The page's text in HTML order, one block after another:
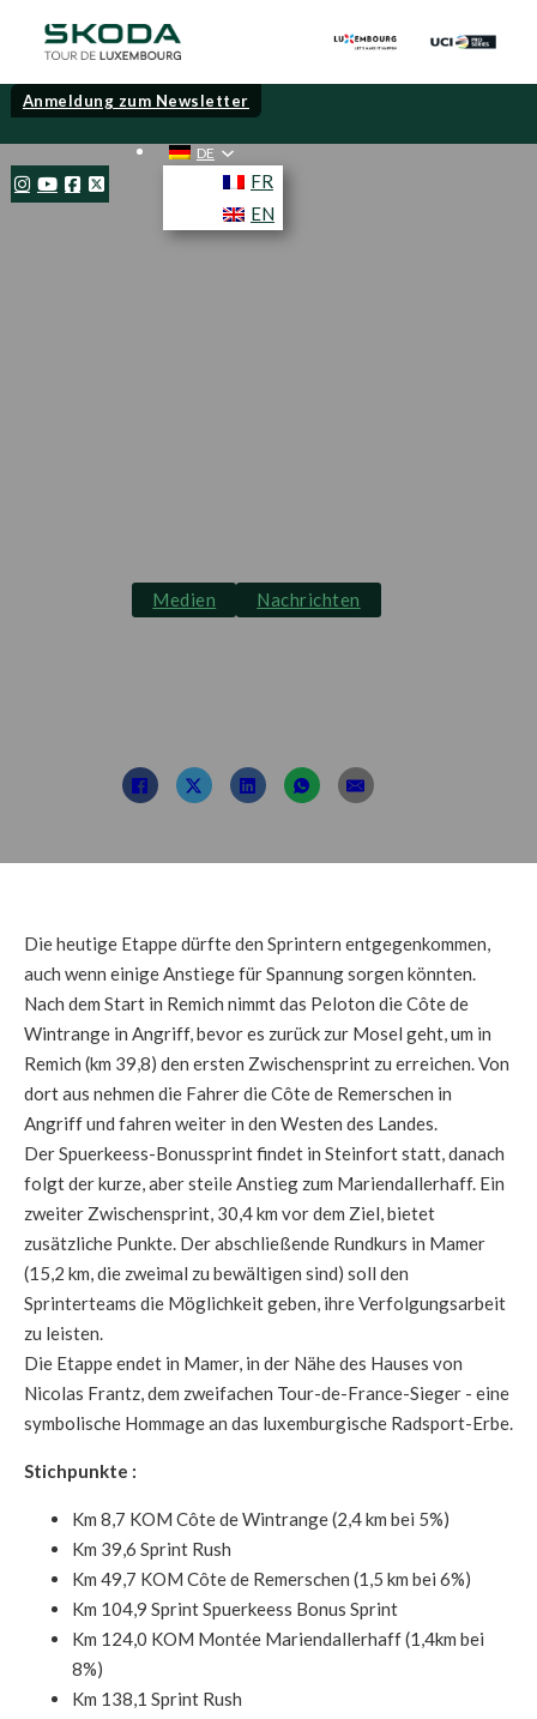
Anmeldung zum Newsletter
DE
FR
EN
Medien Nachrichten
Die heutige Etappe dürfte den Sprintern entgegenkommen,
auch wenn einige Anstiege für Spannung sorgen könnten.
Nach dem Start in Remich nimmt das Peloton die Côte de
Wintrange in Angriff, bevor es zurück zur Mosel geht, um in
Remich (km 39,8) den ersten Zwischensprint zu erreichen. Von
dort aus nehmen die Fahrer die Côte de Remerschen in
Angriff und fahren weiter in den Westen des Landes.
Der Spuerkeess-Bonussprint findet in Steinfort statt, danach
folgt der kurze, aber steile Anstieg zum Mariendallerhaff. Ein
zweiter Zwischensprint, 30,4 km vor dem Ziel, bietet
zusätzliche Punkte. Der abschließende Rundkurs in Mamer
(15,2 km, die zweimal zu bewältigen sind) soll den
Sprinterteams die Möglichkeit geben, ihre Verfolgungsarbeit
zu leisten.
Die Etappe endet in Mamer, in der Nähe des Hauses von
Nicolas Frantz, dem zweifachen Tour-de-France-Sieger - eine
symbolische Hommage an das luxemburgische Radsport-Erbe.
Stichpunkte :
Km 8,7 KOM Côte de Wintrange (2,4 km bei 5%)
Km 39,6 Sprint Rush
Km 49,7 KOM Côte de Remerschen (1,5 km bei 6%)
Km 104,9 Sprint Spuerkeess Bonus Sprint
Km 124,0 KOM Montée Mariendallerhaff (1,4km bei
8%)
Km 138,1 Sprint Rush